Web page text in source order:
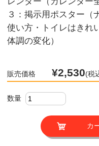
３：掲示用ポスター（
使い方・トイレはきれ
体調の変化）
販売価格 ¥2,530(税
数量